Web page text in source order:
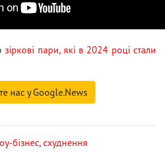
зіркові пари, які в 2024 році стали
нас у Google.News
бізнес, схуднення